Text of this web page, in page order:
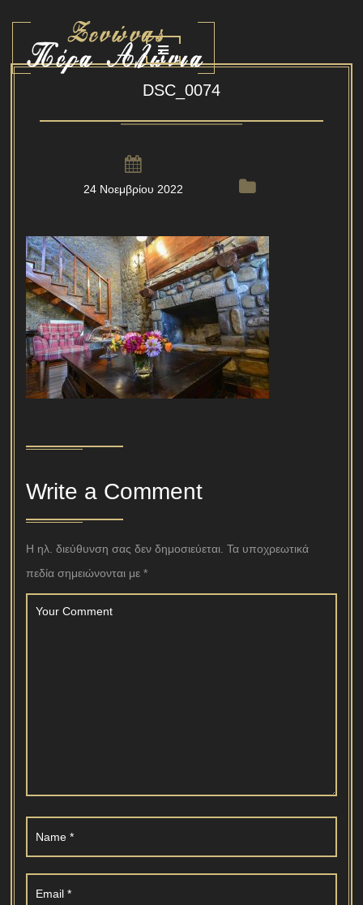
DSC_0074
24 Νοεμβρίου 2022
Write a Comment
Η ηλ. διεύθυνση σας δεν δημοσιεύεται. Τα υποχρεωτικά
πεδία σημειώνονται με *